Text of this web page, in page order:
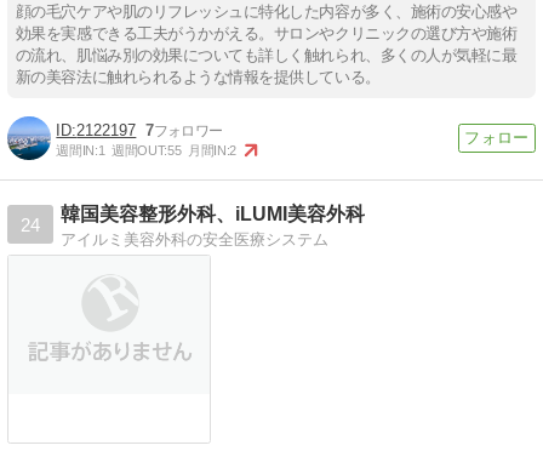
顔の毛穴ケアや肌のリフレッシュに特化した内容が多く、施術の安心感や
効果を実感できる工夫がうかがえる。サロンやクリニックの選び方や施術
の流れ、肌悩み別の効果についても詳しく触れられ、多くの人が気軽に最
新の美容法に触れられるような情報を提供している。
2122197 7
週間IN:1 週間OUT:55 月間IN:2
24
韓国美容整形外科、iLUMI美容外科
アイルミ美容外科の安全医療システム